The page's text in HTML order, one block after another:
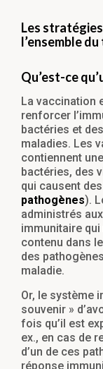
Les
l’ensemble
Qu’est-ce
La vaccination
renforcer
bactéries et
maladies. Les
contiennent
bactéries, des
qui causent
pathogènes).
administrés
immunitaire
contenu dans
des
maladie.
Or, le système
souvenir »
fois qu’il est
ex., en cas de
d’un de ces
réponse